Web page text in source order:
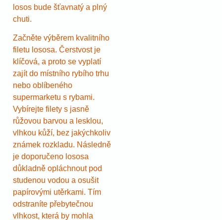
losos bude šťavnatý a plný
chuti.
Začněte výběrem kvalitního
filetu lososa. Čerstvost je
klíčová, a proto se vyplatí
zajít do místního rybího trhu
nebo oblíbeného
supermarketu s rybami.
Vybírejte filety s jasně
růžovou barvou a lesklou,
vlhkou kůží, bez jakýchkoliv
známek rozkladu. Následně
je doporučeno lososa
důkladně opláchnout pod
studenou vodou a osušit
papírovými utěrkami. Tím
odstraníte přebytečnou
vlhkost, která by mohla